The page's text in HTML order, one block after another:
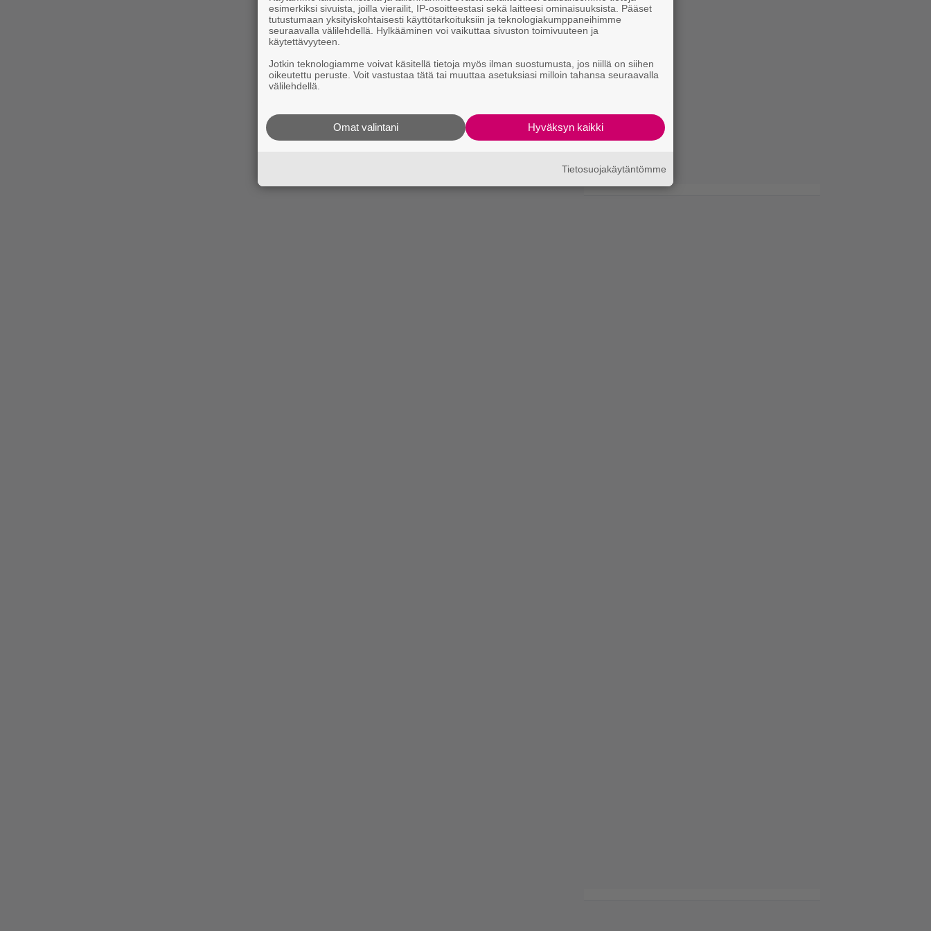
esimerkiksi sivuista, joilla vierailit, IP-osoitteestasi sekä laitteesi ominaisuuksista. Pääset
tutustumaan yksityiskohtaisesti käyttötarkoituksiin ja teknologiakumppaneihimme
seuraavalla välilehdellä. Hylkääminen voi vaikuttaa sivuston toimivuuteen ja
käytettävyyteen.
Jotkin teknologiamme voivat käsitellä tietoja myös ilman suostumusta, jos niillä on siihen
oikeutettu peruste. Voit vastustaa tätä tai muuttaa asetuksiasi milloin tahansa seuraavalla
välilehdellä.
Hyväksyn kaikki
Omat valintani
Tietosuojakäytäntömme